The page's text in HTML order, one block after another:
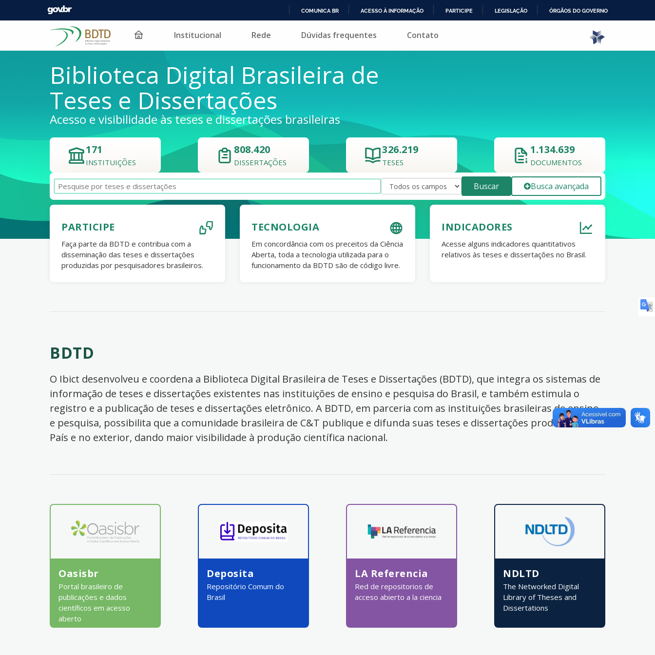
PARA
COMUNICA BR ACESSO À INFORMAÇÃO PARTICIPE LEGISLAÇÃO ÓRGÃOS DO GOVERNO
Pular para o conteúdo Institucional Rede Dúvidas frequentes Contato
Biblioteca Digital Brasileira de
Teses e Dissertações
Acesso e visibilidade às teses e dissertações brasileiras
171
INSTITUIÇÕES
808.420
DISSERTAÇÕES
326.219
TESES
1.134.639
DOCUMENTOS
Buscar Busca avançada
PARTICIPE
Faça parte da BDTD e contribua com a
disseminação das teses e dissertações
produzidas por pesquisadores brasileiros.
TECNOLOGIA
Em concordância com os preceitos da Ciência
Aberta, toda a tecnologia utilizada para o
funcionamento da BDTD são de código livre.
INDICADORES
Acesse alguns indicadores quantitativos
relativos às teses e dissertações no Brasil.
BDTD
O Ibict desenvolveu e coordena a Biblioteca Digital Brasileira de Teses e Dissertações (BDTD), que integra os sistemas de
informação de teses e dissertações existentes nas instituições de ensino e pesquisa do Brasil, e também estimula o
registro e a publicação de teses e dissertações eletrônico. A BDTD, em parceria com as instituições brasileiras de ensino
e pesquisa, possibilita que a comunidade brasileira de C&T publique e difunda suas teses e dissertações produzidas no
País e no exterior, dando maior visibilidade à produção científica nacional.
Oasisbr
Portal brasileiro de
publicações e dados
científicos em acesso
aberto
Deposita
Repositório Comum do
Brasil
LA Referencia
Red de repositorios de
acceso abierto a la ciencia
NDLTD
The Networked Digital
Library of Theses and
Dissertations